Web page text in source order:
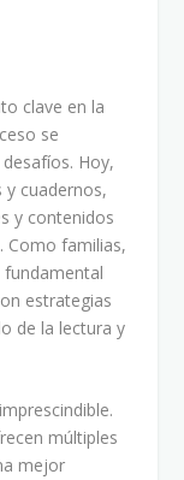
clave en la
se
Hoy,
cuadernos,
y contenidos
Como familias,
estrategias
de la lectura y
múltiples
mejor